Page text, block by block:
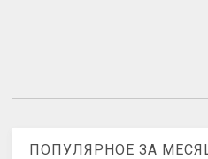
ПОПУЛЯРНОЕ ЗА